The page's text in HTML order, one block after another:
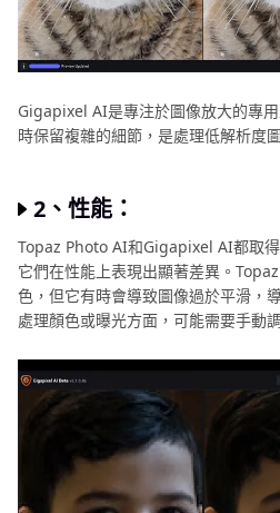
Gigapixel AI是專注於圖像放大的專
時保留複雜的細節，是處理低解析度
2、性能：
Topaz Photo AI和Gigapixel AI都取
它們在性能上表現出顯著差異。
色，但它有時會導致圖像過於平滑，
處理顏色或曝光方面，可能需要手動